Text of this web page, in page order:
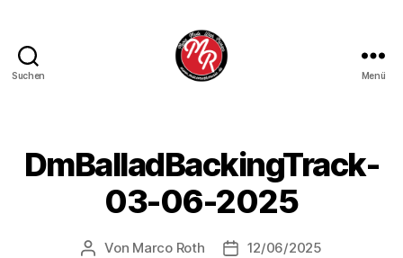
Suchen Menü
DmBalladBackingTrack-
03-06-2025
Beitragsautor
Von Marco Roth Veröffentlichungsdatum
12/06/2025